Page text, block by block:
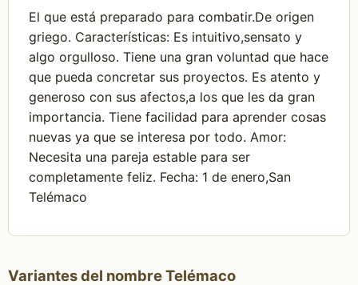
El que está preparado para combatir.De origen
griego. Características: Es intuitivo,sensato y
algo orgulloso. Tiene una gran voluntad que hace
que pueda concretar sus proyectos. Es atento y
generoso con sus afectos,a los que les da gran
importancia. Tiene facilidad para aprender cosas
nuevas ya que se interesa por todo. Amor:
Necesita una pareja estable para ser
completamente feliz. Fecha: 1 de enero,San
Telémaco
Variantes del nombre Telémaco